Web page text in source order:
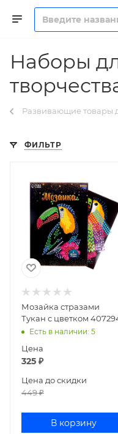
Наборы
Развивающие товары
ФИЛЬТР
Мозайка стразами
Тукан с цветком
Есть в наличии: 5
Цена
325 ₽
Цена до скидки
449₽
В корзину